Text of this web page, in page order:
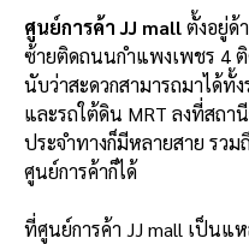
ศูนย์การค้า JJ mallตั้งอยู่ด้
ซ้ายติดถนนกำแพงเพชร 4 ติ
นับว่าสะดวกสามารถมาได้ทั้
และรถใต้ดิน MRT ลงที่สถา
ประจำทางก็มีหลายสาย รวม
ศูนย์การค้าก็ได้
ที่ศูนย์การค้า JJ mall เป็น